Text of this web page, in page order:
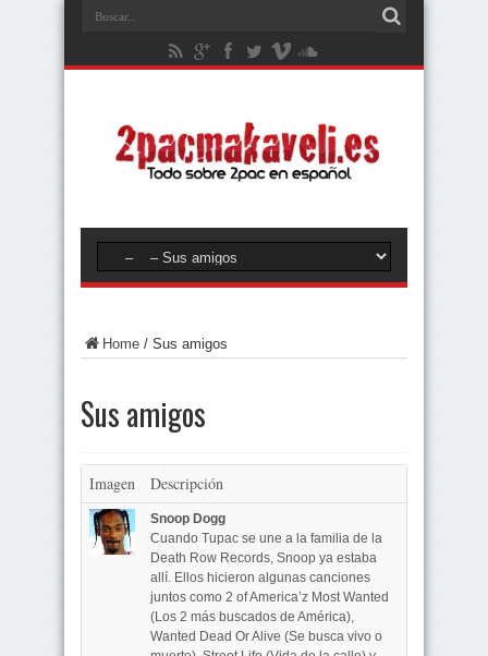
Home / Sus amigos
Sus amigos
Imagen Descripción
Snoop Dogg
Cuando Tupac se une a la familia de la
Death Row Records, Snoop ya estaba
allí. Ellos hicieron algunas canciones
juntos como 2 of America’z Most Wanted
(Los 2 más buscados de América),
Wanted Dead Or Alive (Se busca vivo o